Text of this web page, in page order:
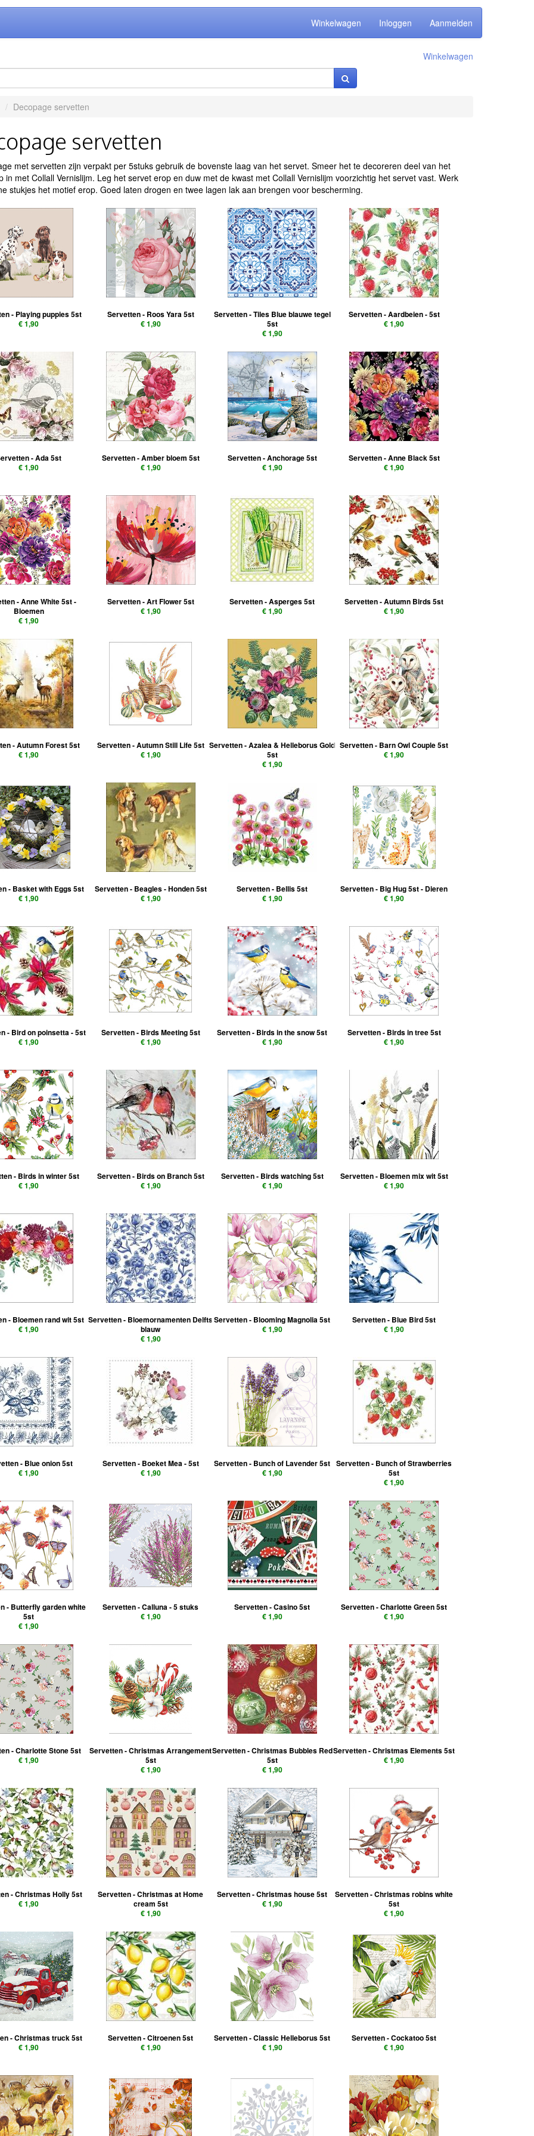
Winkelwagen Inloggen Aanmelden
Winkelwagen
Decopage servetten
servetten
met servetten zijn verpakt per 5stuks gebruik de bovenste laag van het servet. Smeer het te decoreren deel van het
in met Collall Vernislijm. Leg het servet erop en duw met de kwast met Collall Vernislijm voorzichtig het servet vast. Werk
stukjes het motief erop. Goed laten drogen en twee lagen lak aan brengen voor bescherming.
- Playing puppies 5st
€ 1,90
Servetten - Roos Yara 5st
€ 1,90
Servetten - Tiles Blue blauwe tegel
5st
€ 1,90
Servetten - Aardbeien - 5st
€ 1,90
- Ada 5st
€ 1,90
Servetten - Amber bloem 5st
€ 1,90
Servetten - Anchorage 5st
€ 1,90
Servetten - Anne Black 5st
€ 1,90
- Anne White 5st -
Bloemen
€ 1,90
Servetten - Art Flower 5st
€ 1,90
Servetten - Asperges 5st
€ 1,90
Servetten - Autumn Birds 5st
€ 1,90
- Autumn Forest 5st
€ 1,90
Servetten - Autumn Still Life 5st
€ 1,90
Servetten - Azalea & Helleborus Gold
5st
€ 1,90
Servetten - Barn Owl Couple 5st
€ 1,90
- Basket with Eggs 5st
€ 1,90
Servetten - Beagles - Honden 5st
€ 1,90
Servetten - Bellis 5st
€ 1,90
Servetten - Big Hug 5st - Dieren
€ 1,90
- Bird on poinsetta - 5st
€ 1,90
Servetten - Birds Meeting 5st
€ 1,90
Servetten - Birds in the snow 5st
€ 1,90
Servetten - Birds in tree 5st
€ 1,90
- Birds in winter 5st
€ 1,90
Servetten - Birds on Branch 5st
€ 1,90
Servetten - Birds watching 5st
€ 1,90
Servetten - Bloemen mix wit 5st
€ 1,90
- Bloemen rand wit 5st
€ 1,90
Servetten - Bloemornamenten Delfts
blauw
€ 1,90
Servetten - Blooming Magnolia 5st
€ 1,90
Servetten - Blue Bird 5st
€ 1,90
- Blue onion 5st
€ 1,90
Servetten - Boeket Mea - 5st
€ 1,90
Servetten - Bunch of Lavender 5st
€ 1,90
Servetten - Bunch of Strawberries
5st
€ 1,90
- Butterfly garden white
5st
€ 1,90
Servetten - Calluna - 5 stuks
€ 1,90
Servetten - Casino 5st
€ 1,90
Servetten - Charlotte Green 5st
€ 1,90
- Charlotte Stone 5st
€ 1,90
Servetten - Christmas Arrangement
5st
€ 1,90
Servetten - Christmas Bubbles Red
5st
€ 1,90
Servetten - Christmas Elements 5st
€ 1,90
- Christmas Holly 5st
€ 1,90
Servetten - Christmas at Home
cream 5st
€ 1,90
Servetten - Christmas house 5st
€ 1,90
Servetten - Christmas robins white
5st
€ 1,90
- Christmas truck 5st
€ 1,90
Servetten - Citroenen 5st
€ 1,90
Servetten - Classic Helleborus 5st
€ 1,90
Servetten - Cockatoo 5st
€ 1,90